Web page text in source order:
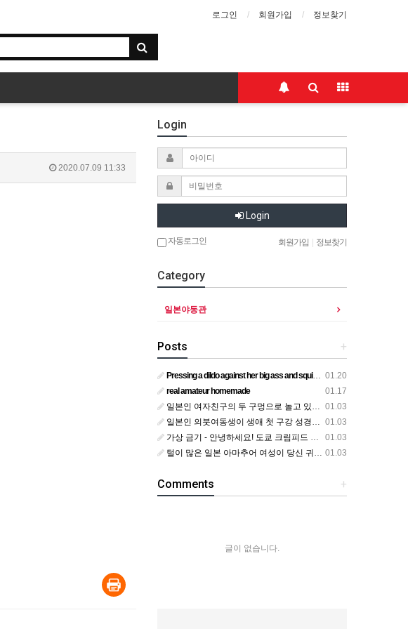
로그인 회원가입 정보찾기
2020.07.09 11:33
Login
Login
자동로그인 회원가입 정보찾기
Category
일본야동관
+
Posts
01.20
Pressing a dildo against her big ass and squirting from below
01.17
real amateur homemade
01.03
일본인 여자친구의 두 구멍으로 놀고 있어요
01.03
일본인 의붓여동생이 생애 첫 구강 성경험을 공개하다
01.03
가상 금기 - 안녕하세요! 도쿄 크림피드 시엘에서
01.03
털이 많은 일본 아마추어 여성이 당신 귀에 대고 신음하며 자위합니다. 그녀가 오르가즘에 도달하는 모습을 보세요?
+
Comments
글이 없습니다.